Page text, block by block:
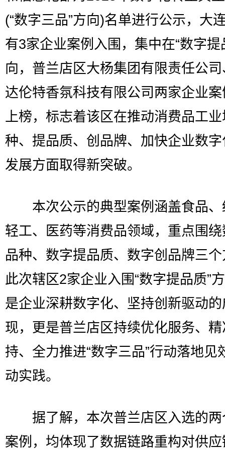
(“数字三品”方向)名单进行公示，大
有3家企业案例入围，集中在“数字提
向，普兰店区大杨集团有限责任公
达伦特香氛科技有限公司两家企业
上榜，标志着该区在推动消费品工
种、提品质、创品牌、加快企业数
发展方面取得新突破。
本次公示的典型案例涵盖食品、
轻工、医药等消费品领域，重点围
品种、数字提品质、数字创品牌三
此次辖区2家企业入围“数字提品质”
是企业深耕数字化、坚持创新驱动
现，更是普兰店区持续优化服务、
持、全力推进“数字三品”行动落地见
动实践。
据了解，本次普兰店区入选的两
案例，均体现了数据链路重构对供